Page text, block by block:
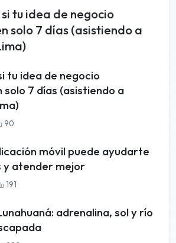
tu idea de negocio
solo 7 días (asistiendo a
tu idea de negocio
solo 7 días (asistiendo a
90
móvil puede ayudarte
y atender mejor
191
adrenalina, sol y río